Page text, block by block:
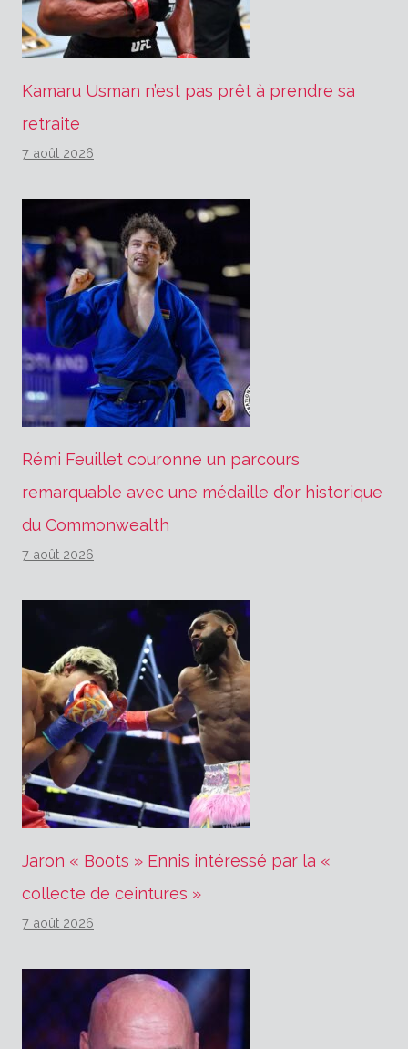
Kamaru Usman n’est pas prêt à prendre sa
retraite
7 août 2026
Rémi Feuillet couronne un parcours
remarquable avec une médaille d’or historique
du Commonwealth
7 août 2026
Jaron « Boots » Ennis intéressé par la «
collecte de ceintures »
7 août 2026